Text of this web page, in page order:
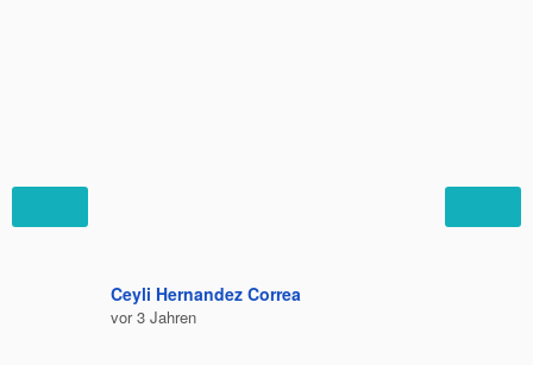
Ceyli Hernandez Correa
vor 3 Jahren